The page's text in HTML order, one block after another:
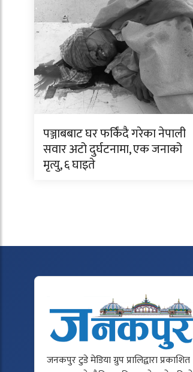
पञ्जाबबाट घर फर्किंदै गरेका नेपाली
सवार अटो दुर्घटनामा, एक जनाको
मृत्यु, ६ घाइते
जनकपुर टुडे मेडिया ग्रुप प्रालिद्वारा प्रकाशित